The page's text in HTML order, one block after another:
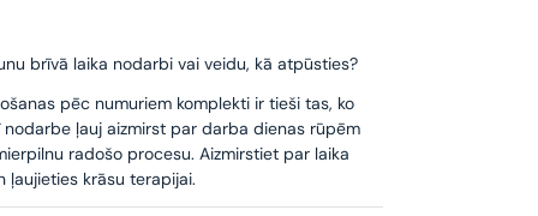
brīvā laika nodarbi vai veidu, kā atpūsties?
pēc numuriem komplekti ir tieši tas, ko
nodarbe ļauj aizmirst par darba dienas rūpēm
radošo procesu. Aizmirstiet par laika
ļaujieties krāsu terapijai.